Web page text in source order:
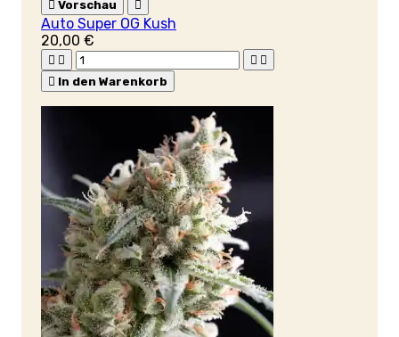
 Vorschau 
Auto Super OG Kush
20,00 €
   
 In den Warenkorb